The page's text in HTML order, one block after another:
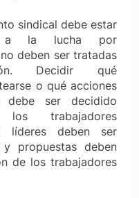
sindical debe estar
a la lucha por
deben ser tratadas
Decidir qué
o qué acciones
debe ser decidido
los trabajadores
líderes deben ser
propuestas deben
de los trabajadores